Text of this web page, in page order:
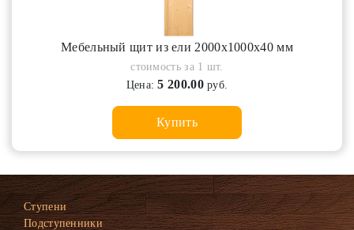
Мебельный щит из ели 2000х1000х40 мм
стоимость за 1 шт.
Цена:5 200.00руб.
Купить
Ступени
Подступенники